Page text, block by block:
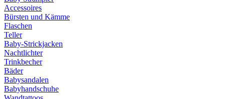
Accessoires
Bürsten und Kämme
Flaschen
Teller
Baby-Strickjacken
Nachtlichter
Trinkbecher
Bäder
Babysandalen
Babyhandschuhe